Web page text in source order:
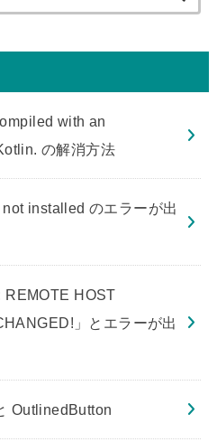
索:
with an
の解消方法
installed のエラーが出
REMOTE HOST
」とエラーが出
OutlinedButton